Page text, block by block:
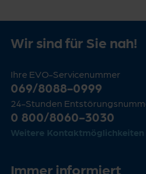
Wir sind für Sie nah!
Ihre EVO-Servicenummer
069/8088-0999
24-Stunden
0 800/8060-3030
Weitere Kontaktmöglichkeiten
Immer informiert